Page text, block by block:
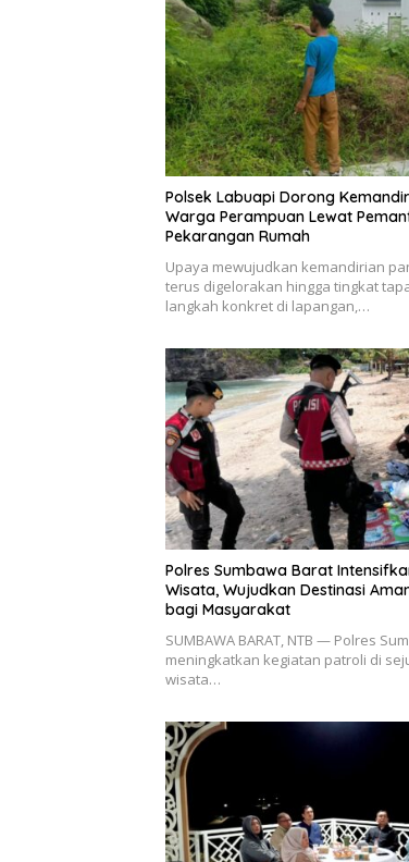
Polsek Labuapi Dorong
Warga Perampuan Lewat
Pekarangan Rumah
Upaya mewujudkan kemandirian
terus digelorakan hingga tingkat
langkah konkret di lapangan,…
Polres Sumbawa Barat
Wisata, Wujudkan Destinasi
bagi Masyarakat
SUMBAWA BARAT, NTB — Polres
meningkatkan kegiatan patroli di
wisata…